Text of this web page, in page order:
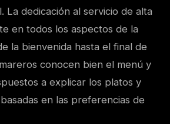
La dedicación al servicio de alta
en todos los aspectos de la
la bienvenida hasta el final de
conocen bien el menú y
a explicar los platos y
en las preferencias de